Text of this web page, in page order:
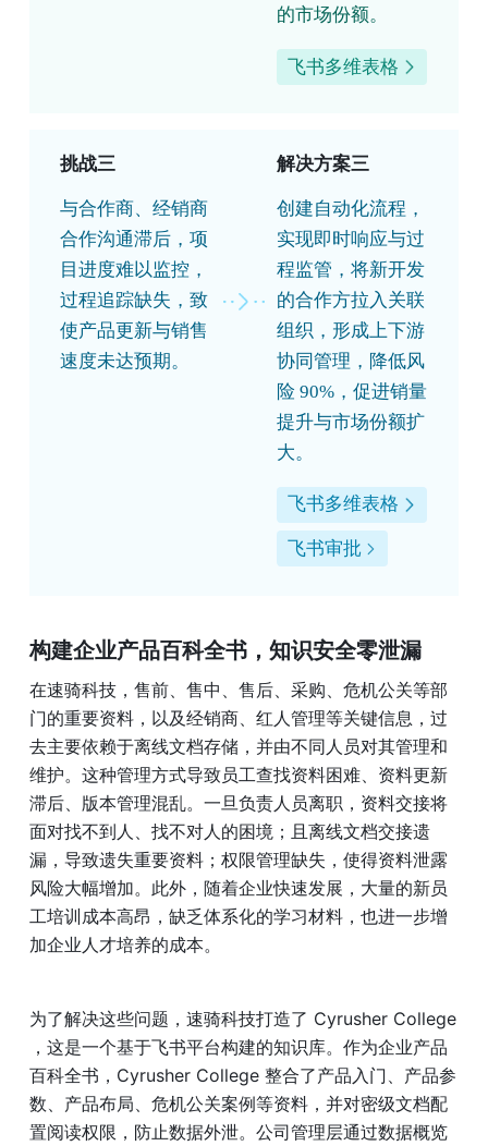
的市场份额。
飞书多维表格
挑战三
与合作商、经销商
合作沟通滞后，项
目进度难以监控，
过程追踪缺失，致
使产品更新与销售
速度未达预期。
解决方案三
创建自动化流程，
实现即时响应与过
程监管，将新开发
的合作方拉入关联
组织，形成上下游
协同管理，降低风
险 90%，促进销量
提升与市场份额扩
大。
飞书多维表格
飞书审批
构建企业产品百科全书 ，知识安全零泄漏
在速骑科技，售前、售中、售后、采购、危机公关等部
门的重要资料，以及经销商、红人管理等关键信息，过
去主要依赖于离线文档存储，并由不同人员对其管理和
维护。这种管理方式导致员工查找资料困难、资料更新
滞后、版本管理混乱。一旦负责人员离职，资料交接将
面对找不到人、找不对人的困境；且离线文档交接遗
漏，导致遗失重要资料；权限管理缺失，使得资料泄露
风险大幅增加。此外，随着企业快速发展，大量的新员
工培训成本高昂，缺乏体系化的学习材料，也进一步增
加企业人才培养的成本。
为了解决这些问题，速骑科技打造了 Cyrusher College
，这是一个基于飞书平台构建的知识库。作为企业产品
百科全书，Cyrusher College 整合了产品入门、产品参
数、产品布局、危机公关案例等资料，并对密级文档配
置阅读权限，防止数据外泄。公司管理层通过数据概览